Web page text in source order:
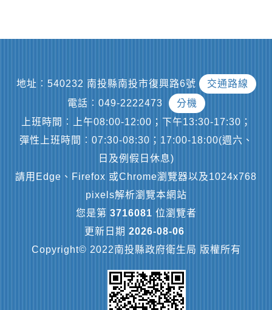
地址︰540232 南投縣南投市復興路6號
交通路線
電話︰049-2222473
分機
上班時間︰上午08:00-12:00；下午13:30-17:30；
彈性上班時間︰07:30-08:30；17:00-18:00(週六、
日及例假日休息)
請用Edge、Firefox 或Chrome瀏覽器以及1024x768
pixels解析瀏覽本網站
您是第 3716081 位瀏覽者
更新日期 2026-08-06
Copyright© 2022南投縣政府衛生局 版權所有